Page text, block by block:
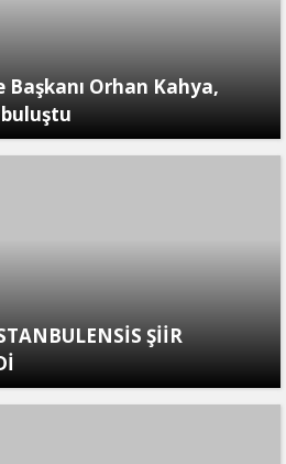
Başkanı Orhan Kahya,
buluştu
ŞİİR